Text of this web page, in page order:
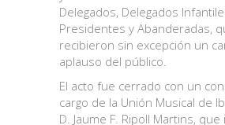
Delegados, Delegados
Presidentes y Abanderadas,
recibieron sin excepción un
aplauso del público.
El acto fue cerrado con un
cargo de la Unión Musical de
D. Jaume F. Ripoll Martins,